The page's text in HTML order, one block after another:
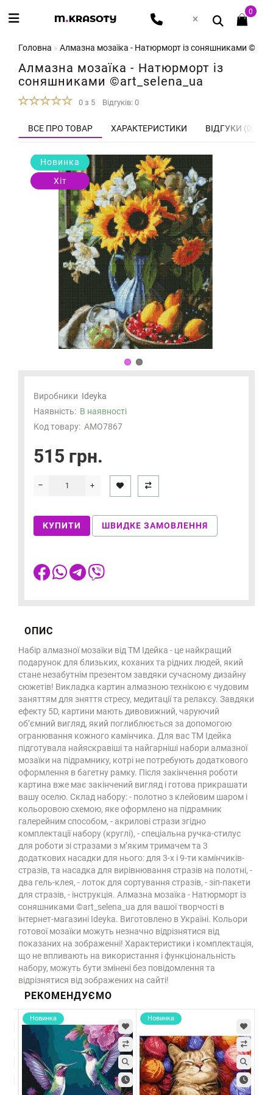
0
Головна Алмазна мозаїка - Натюрморт із соняшниками
Алмазна мозаїка - Натюрморт із
соняшниками ©art_selena_ua
0 з 5 Відгуків: 0
ВСЕ ПРО ТОВАР ХАРАКТЕРИСТИКИ ВІДГУКИ (0)
Новинка
Хіт
Виробники Ideyka
Наявність: В наявності
Код товару: AMO7867
515 грн.
КУПИТИ ШВИДКЕ ЗАМОВЛЕННЯ
ОПИС
Набір алмазної мозаїки від ТМ Ідейка - це найкращий
подарунок для близьких, коханих та рідних людей, який
стане незабутнім презентом завдяки сучасному дизайну
сюжетів! Викладка картин алмазною технікою є чудовим
заняттям для зняття стресу, медитації та релаксу. Завдяки
ефекту 5D, картини мають дивовижний, чаруючий
об’ємний вигляд, який поглиблюється за допомогою
огранювання кожного камінчика. Для вас ТМ Ідейка
підготувала найяскравіші та найгарніші набори алмазної
мозаїки на підрамнику, котрі не потребують додаткового
оформлення в багетну рамку. Після закінчення роботи
картина вже має закінчений вигляд і готова прикрашати
вашу оселю. Склад набору: - полотно з клейовим шаром і
кольоровою схемою, яке оформлено на підрамник
галерейним способом, - акрилові стрази згідно
комплектації набору (круглі), - спеціальна ручка-стилус
для роботи зі стразами з м’яким тримачем та 3
додаткових насадки для нього: для 3-х і 9-ти камінчиків-
стразів, та насадка для вирівнювання стразів на полотні, -
два гель-клея, - лоток для сортування стразів, - зіп-пакети
для стразів, - інструкція. Алмазна мозаїка - Натюрморт із
соняшниками ©art_selena_ua для вашої творчості в
інтернет-магазині Ideyka. Виготовлено в Україні. Кольори
готової мозаїки можуть незначно відрізнятися від
показаних на зображенні! Характеристики і комплектація,
що не впливають на використання і функціональність
набору, можуть бути змінені без повідомлення та
відрізнятися від зображених на сайті!
РЕКОМЕНДУЄМО
Новинка Новинка